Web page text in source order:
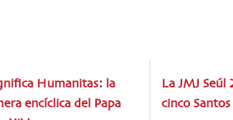
Humanitas: la
encíclica del Papa
La JMJ Seúl
cinco